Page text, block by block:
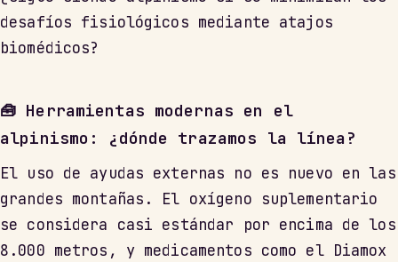
desafíos fisiológicos mediante atajos
biomédicos?
🧰 Herramientas modernas en el
alpinismo: ¿dónde trazamos la línea?
El uso de ayudas externas no es nuevo en las
grandes montañas. El oxígeno suplementario
se considera casi estándar por encima de los
8.000 metros, y medicamentos como el Diamox